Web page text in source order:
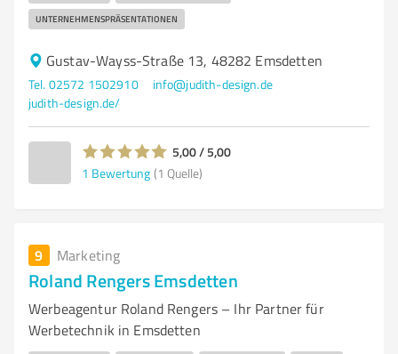
UNTERNEHMENSPRÄSENTATIONEN
Gustav-Wayss-Straße 13, 48282 Emsdetten
Tel. 02572 1502910
info@judith-design.de
judith-design.de/
5,00 / 5,00
1 Bewertung (1 Quelle)
9 Marketing
Roland Rengers Emsdetten
Werbeagentur Roland Rengers – Ihr Partner für
Werbetechnik in Emsdetten